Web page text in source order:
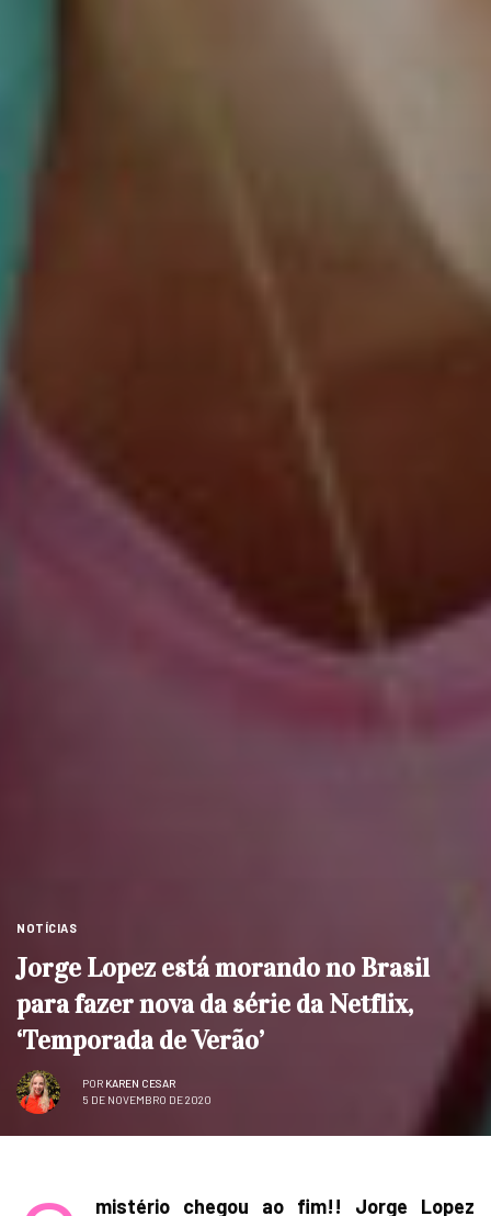
NOTÍCIAS
Jorge Lopez está morando no Brasil
para fazer nova da série da Netflix,
‘Temporada de Verão’
POR KAREN CESAR
5 DE NOVEMBRO DE 2020
mistério chegou ao fim!! Jorge Lopez